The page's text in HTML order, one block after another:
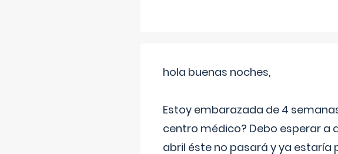
hola buenas noches,
Estoy embarazada de 4
centro médico? Debo esperar a
abril éste no pasará y ya estaría